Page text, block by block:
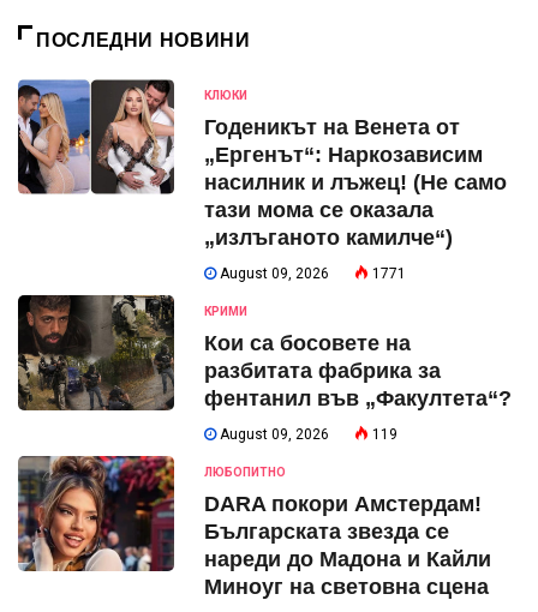
ПОСЛЕДНИ НОВИНИ
КЛЮКИ
Годеникът на Венета от
„Ергенът“: Наркозависим
насилник и лъжец! (Не само
тази мома се оказала
„излъганото камилче“)
August 09, 2026 1771
КРИМИ
Кои са босовете на
разбитата фабрика за
фентанил във „Факултета“?
August 09, 2026 119
ЛЮБОПИТНО
DARA покори Амстердам!
Българската звезда се
нареди до Мадона и Кайли
Миноуг на световна сцена